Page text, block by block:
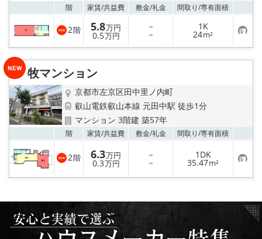
店舗情報·アクセス
会社概要
メールでお問い合わせ
階 家賃/共益費 敷金/礼金 間取り/専有面積
2階 5.8万円
0.5万円
－
－
1K
24m² お
気
に
入
牧マンション
京都市左京区田中里ノ内町
叡山電鉄叡山本線 元田中駅 徒歩1分
マンション 3階建 築57年
階 家賃/共益費 敷金/礼金 間取り/専有面積
2階 6.3万円
0.3万円
－
－
1DK
35.47m² お
気
に
登